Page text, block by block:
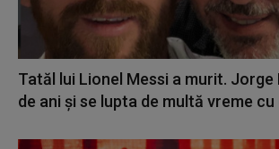
Tatăl lui Lionel Messi a murit. Jorge
de ani și se lupta de multă vreme cu